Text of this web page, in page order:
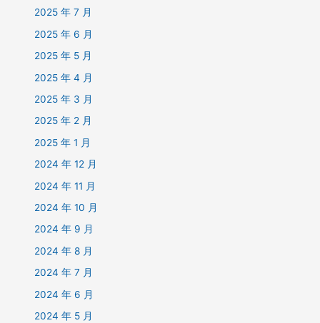
2025 年 7 月
2025 年 6 月
2025 年 5 月
2025 年 4 月
2025 年 3 月
2025 年 2 月
2025 年 1 月
2024 年 12 月
2024 年 11 月
2024 年 10 月
2024 年 9 月
2024 年 8 月
2024 年 7 月
2024 年 6 月
2024 年 5 月